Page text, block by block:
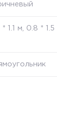
* 1.1 м, 0.8 *